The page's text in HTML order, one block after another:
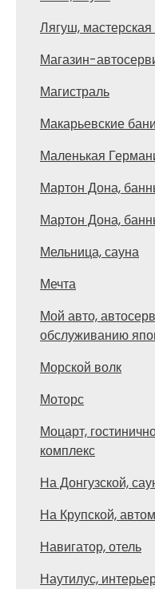
Лягуш,
Магазин-
Магистраль
Макарьевские
Маленькая
Мартон Дона,
Мартон Дона,
Мельница, сауна
Мечта
Мой авто,
обслуживанию
Морской волк
Моторс
Моцарт,
комплекс
На Донгузской,
На Крупской,
Навигатор, отель
Наутилус,